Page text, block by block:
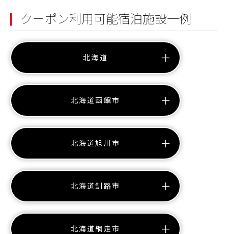
クーポン利用可能宿泊施設一例
北海道
北海道函館市
北海道旭川市
北海道釧路市
北海道網走市